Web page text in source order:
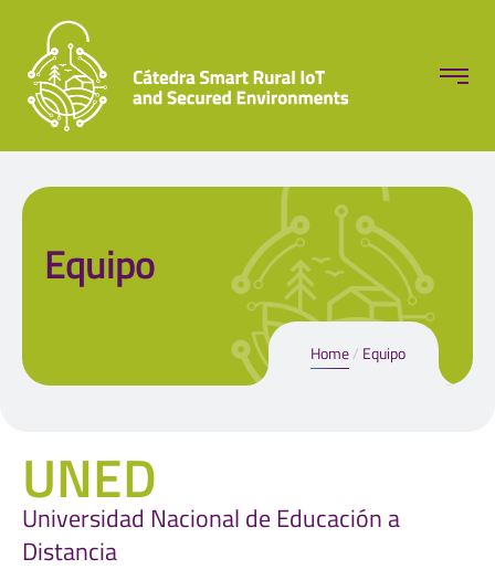
Equipo
Home Equipo
UNED
Universidad Nacional de Educación a
Distancia